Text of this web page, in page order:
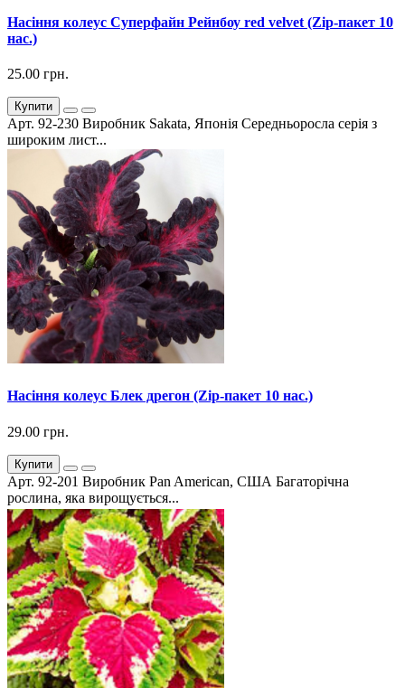
Насіння колеус Суперфайн Рейнбоу red velvet (Zip-пакет 10
нас.)
25.00 грн.
Купити
Арт. 92-230 Виробник Sakata, Японія Середньоросла серія з
широким лист...
Насіння колеус Блек дрегон (Zip-пакет 10 нас.)
29.00 грн.
Купити
Арт. 92-201 Виробник Pan American, США Багаторічна
рослина, яка вирощується...